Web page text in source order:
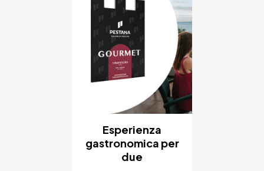
Esperienza
gastronomica per
due